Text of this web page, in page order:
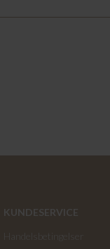
KUNDESERVICE